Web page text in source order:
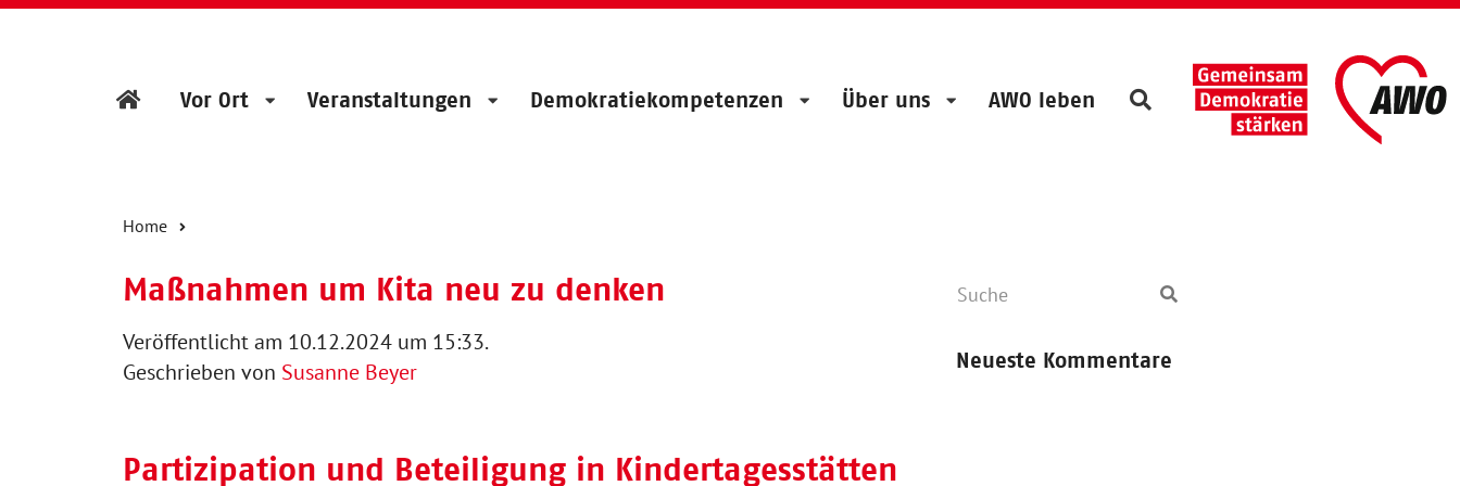
Vor Ort Veranstaltungen Demokratiekompetenzen Über uns AWO leben
Home
Maßnahmen um Kita neu zu denken
Veröffentlicht am 10.12.2024 um 15:33.
Geschrieben von Susanne Beyer
Partizipation und Beteiligung in Kindertagesstätten
Neueste Kommentare